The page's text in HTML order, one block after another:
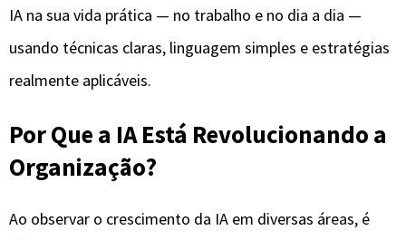
IA na sua vida prática — no trabalho e no dia a dia —
usando técnicas claras, linguagem simples e estratégias
realmente aplicáveis.
Por Que a IA Está Revolucionando a
Organização?
Ao observar o crescimento da IA em diversas áreas, é